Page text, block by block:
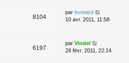
8104
par levetard
10 avr. 2011, 11:58
6197
par Vindel
28 févr. 2011, 22:14